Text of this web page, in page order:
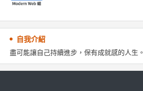
自我介紹
盡可能讓自己持續進步，保有成就感的人生。